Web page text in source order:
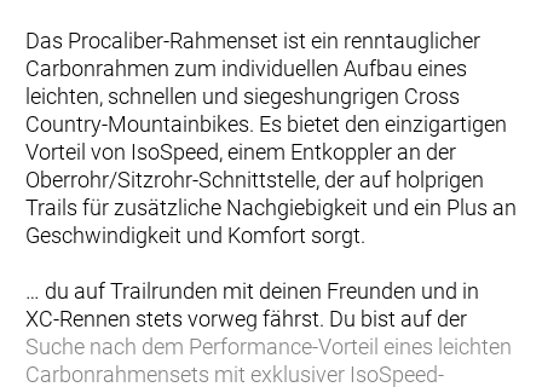
Das Procaliber-Rahmenset ist ein renntauglicher
Carbonrahmen zum individuellen Aufbau eines
leichten, schnellen und siegeshungrigen Cross
Country-Mountainbikes. Es bietet den einzigartigen
Vorteil von IsoSpeed, einem Entkoppler an der
Oberrohr/Sitzrohr-Schnittstelle, der auf holprigen
Trails für zusätzliche Nachgiebigkeit und ein Plus an
Geschwindigkeit und Komfort sorgt.
… du auf Trailrunden mit deinen Freunden und in
XC-Rennen stets vorweg fährst. Du bist auf der
Suche nach dem Performance-Vorteil eines leichten
Carbonrahmensets mit exklusiver IsoSpeed-